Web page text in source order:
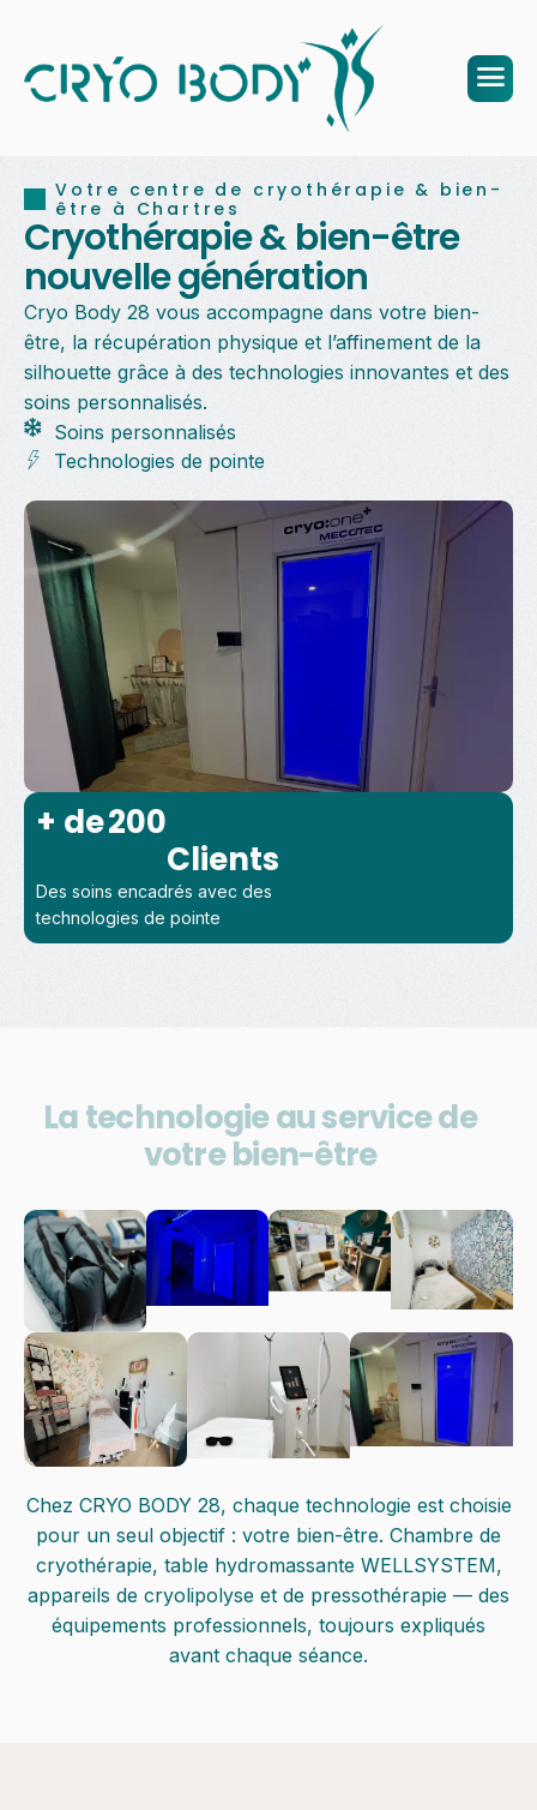
Votre centre de cryothérapie & bien-
être à Chartres
Cryothérapie & bien-être
nouvelle génération
Cryo Body 28 vous accompagne dans votre bien-
être, la récupération physique et l’affinement de la
silhouette grâce à des technologies innovantes et des
soins personnalisés.
Soins personnalisés
Technologies de pointe
Des soins encadrés avec des
technologies de pointe
+ de 200
Clients
Latechnologieauservicede
votrebien-être
Chez CRYO BODY 28, chaque technologie est choisie
pour un seul objectif : votre bien-être. Chambre de
cryothérapie, table hydromassante WELLSYSTEM,
appareils de cryolipolyse et de pressothérapie — des
équipements professionnels, toujours expliqués
avant chaque séance.